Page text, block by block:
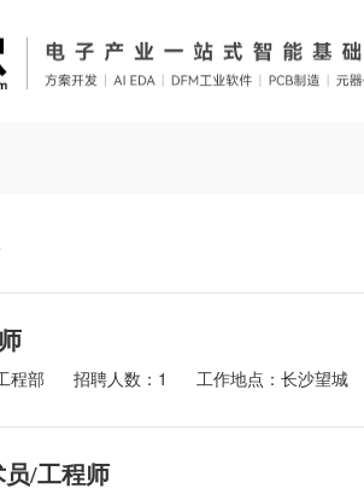
程部 招聘人数：1 工作地点：长沙望城
/工程师